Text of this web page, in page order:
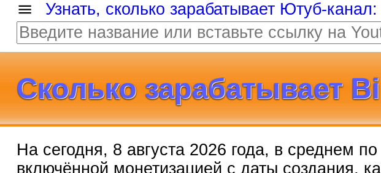
Узнать, сколько зарабатывает Ютуб-канал:
Сколько зарабатывает
На сегодня, 8 августа 2026 года, в среднем
включённой монетизацией с даты создания,